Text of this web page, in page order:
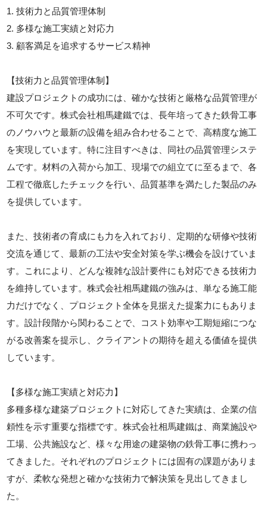
1. 技術力と品質管理体制
2. 多様な施工実績と対応力
3. 顧客満足を追求するサービス精神
【技術力と品質管理体制】
建設プロジェクトの成功には、確かな技術と厳格な品質管理が
不可欠です。株式会社相馬建鐵では、長年培ってきた鉄骨工事
のノウハウと最新の設備を組み合わせることで、高精度な施工
を実現しています。特に注目すべきは、同社の品質管理システ
ムです。材料の入荷から加工、現場での組立てに至るまで、各
工程で徹底したチェックを行い、品質基準を満たした製品のみ
を提供しています。
また、技術者の育成にも力を入れており、定期的な研修や技術
交流を通じて、最新の工法や安全対策を学ぶ機会を設けていま
す。これにより、どんな複雑な設計要件にも対応できる技術力
を維持しています。株式会社相馬建鐵の強みは、単なる施工能
力だけでなく、プロジェクト全体を見据えた提案力にもありま
す。設計段階から関わることで、コスト効率や工期短縮につな
がる改善案を提示し、クライアントの期待を超える価値を提供
しています。
【多様な施工実績と対応力】
多種多様な建築プロジェクトに対応してきた実績は、企業の信
頼性を示す重要な指標です。株式会社相馬建鐵は、商業施設や
工場、公共施設など、様々な用途の建築物の鉄骨工事に携わっ
てきました。それぞれのプロジェクトには固有の課題がありま
すが、柔軟な発想と確かな技術力で解決策を見出してきまし
た。